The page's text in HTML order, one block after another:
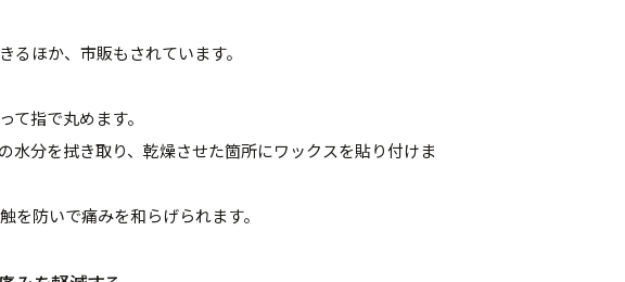
るほか、市販もされています。
指で丸めます。
水分を拭き取り、乾燥させた箇所にワックスを貼り付けま
を防いで痛みを和らげられます。